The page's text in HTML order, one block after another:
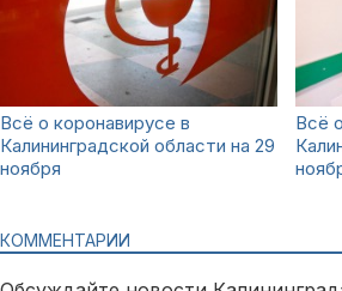
Всё о коронавирусе в
Калининградской области на 29
ноября
Всё
КОММЕНТАРИИ